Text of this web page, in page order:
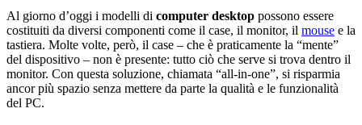
Al giorno d’oggi i modelli di computer desktop possono essere
costituiti da diversi componenti come il case, il monitor, il mouse e la
tastiera. Molte volte, però, il case – che è praticamente la “mente”
del dispositivo – non è presente: tutto ciò che serve si trova dentro il
monitor. Con questa soluzione, chiamata “all-in-one”, si risparmia
ancor più spazio senza mettere da parte la qualità e le funzionalità
del PC.